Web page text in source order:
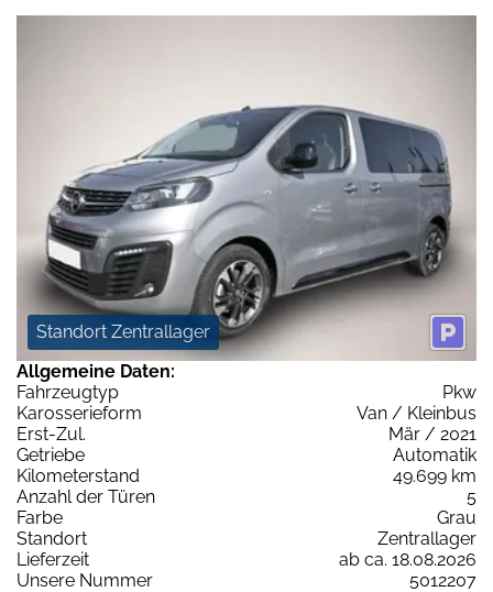
Standort Zentrallager
Allgemeine Daten:
Fahrzeugtyp
Pkw
Karosserieform
Van / Kleinbus
Erst-Zul.
Mär / 2021
Getriebe
Automatik
Kilometerstand
49.699 km
Anzahl der Türen
5
Farbe
Grau
Standort
Zentrallager
Lieferzeit
ab ca. 18.08.2026
Unsere Nummer
5012207